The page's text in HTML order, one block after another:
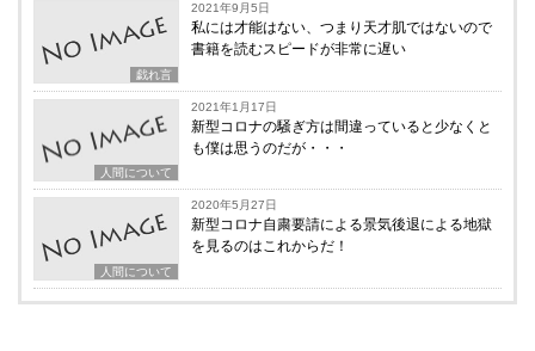
戯れ言
2021年9月5日
私には才能はない、つまり天才肌ではないので
書籍を読むスピードが非常に遅い
人間について
2021年1月17日
新型コロナの騒ぎ方は間違っていると少なくと
も僕は思うのだが・・・
人間について
2020年5月27日
新型コロナ自粛要請による景気後退による地獄
を見るのはこれからだ！